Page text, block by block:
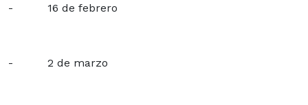
- 16 de febrero
- 2 de marzo